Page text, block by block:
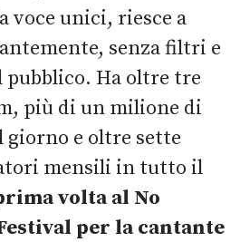
voce unici, riesce a
senza filtri e
Ha oltre tre
più di un milione di
giorno e oltre sette
mensili in tutto il
volta al No
per la cantante